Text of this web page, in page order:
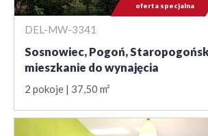
DEL-MW-3341
Sosnowiec, Pogoń,
mieszkanie do wynajęcia
2 pokoje 37,50 m²
oferta specjalna